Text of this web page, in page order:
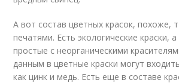
А вот состав цветных красок, похоже,
печатями. Есть экологические краски,
простые с неорганическими
данным в цветные краски могут
как цинк и медь. Есть еще в составе